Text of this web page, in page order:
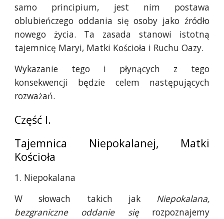
samo principium, jest nim postawa
oblubieńczego oddania się osoby jako źródło
nowego życia. Ta zasada stanowi istotną
tajemnicę Maryi, Matki Kościoła i Ruchu Oazy.
Wykazanie tego i płynących z tego
konsekwencji będzie celem następujących
rozważań.
Część I.
Tajemnica Niepokalanej, Matki
Kościoła
1. Niepokalana
W słowach takich jak Niepokalana,
bezgraniczne oddanie sięrozpoznajemy